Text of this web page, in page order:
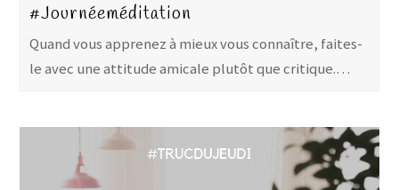
#Journéeméditation
Quand vous apprenez à mieux vous connaître, faites-
le avec une attitude amicale plutôt que critique.…